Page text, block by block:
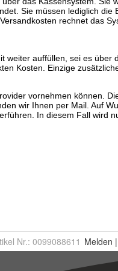
Nr.: 0099088611 Melden |